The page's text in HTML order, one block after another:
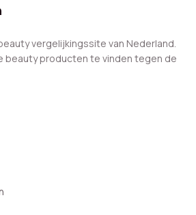
vergelijkingssite van Nederland.
beauty producten te vinden tegen de